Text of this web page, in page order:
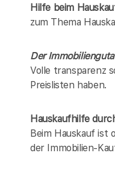
Hilfe beim
zum Thema
Der
Volle transparenz
Preislisten haben.
Hauskaufhilfe
Beim Hauskauf ist
der Immobilien-